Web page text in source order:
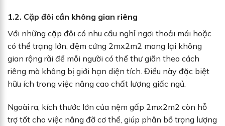
1.2. Cặp đôi cần không gian riêng
Với những cặp đôi có nhu cầu nghỉ ngơi thoải mái hoặc
có thể trạng lớn, đệm cứng 2mx2m2 mang lại không
gian rộng rãi để mỗi người có thể thư giãn theo cách
riêng mà không bị giới hạn diện tích. Điều này đặc biệt
hữu ích trong việc nâng cao chất lượng giấc ngủ.
Ngoài ra, kích thước lớn của nệm gấp 2mx2m2 còn hỗ
trợ tốt cho việc nâng đỡ cơ thể, giúp phân bổ trọng lượng